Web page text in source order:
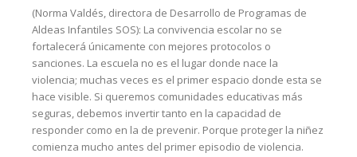
(Norma Valdés, directora de Desarrollo de Programas de
Aldeas Infantiles SOS): La convivencia escolar no se
fortalecerá únicamente con mejores protocolos o
sanciones. La escuela no es el lugar donde nace la
violencia; muchas veces es el primer espacio donde esta se
hace visible. Si queremos comunidades educativas más
seguras, debemos invertir tanto en la capacidad de
responder como en la de prevenir. Porque proteger la niñez
comienza mucho antes del primer episodio de violencia.